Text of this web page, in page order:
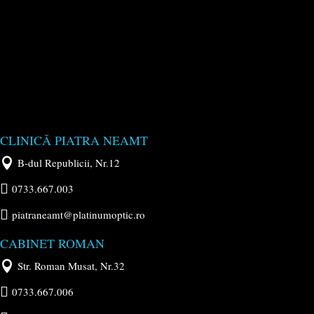
CLINICĂ PIATRA NEAMT
 B-dul Republicii, Nr.12
 0733.667.003
 piatraneamt@platinumoptic.ro
CABINET ROMAN
 Str. Roman Musat, Nr.32
 0733.667.006